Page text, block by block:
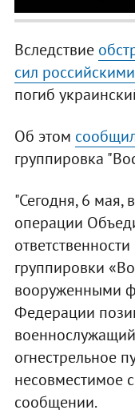
Вследствие
сил
погиб
Об этом
группировка
"Сегодня, 6 мая,
операции
группировки
вооруженными
Федерации
огнестрельное
несовместимое
сообщении.